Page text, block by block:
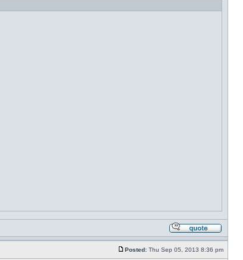
Posted: Thu Sep 05, 2013 8:36 pm